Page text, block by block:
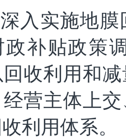
入实施地
政补贴政策
回收利用和
营主体上
利用体系。